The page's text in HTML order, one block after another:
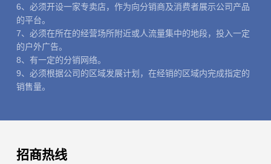
6、必须开设一家专卖店，作为向分销商及消费者展示公司产品
的平台。
7、必须在所在的经营场所附近或人流量集中的地段，投入一定
的户外广告。
8、有一定的分销网络。
9、必须根据公司的区域发展计划，在经销的区域内完成指定的
销售量。
招商热线